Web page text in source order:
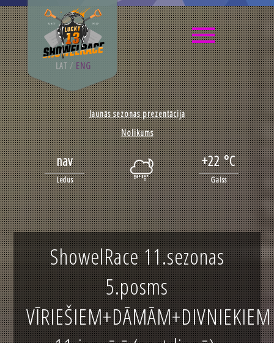
LAT/ ENG
Jaunās sezonas prezentācija
Nolikums
nav +22 °C
Ledus Gaiss
ShowelRace 11.sezonas
5.posms
VĪRIEŠIEM+DĀMĀM+DIVNIEKIEM